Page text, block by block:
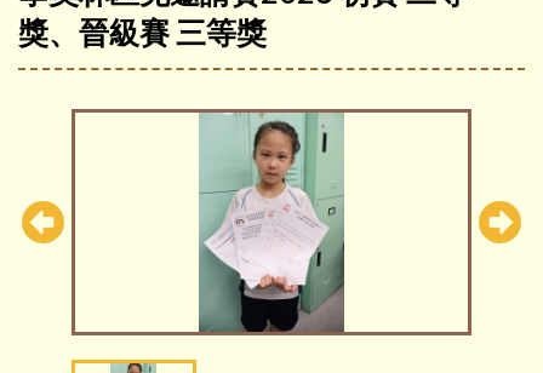
獎、晉級賽 三等獎